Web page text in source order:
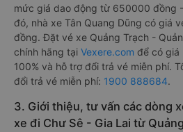
mức giá dao động từ 650000 đồng
đó, nhà xe Tân Quang Dũng có giá
đồng. Đặt vé xe Quảng Trạch -
chính hãng tại Vexere.com để có giá
100% và hỗ trợ đổi trả vé miễn phí.
đổi trả vé miễn phí: 1900 888684.
3. Giới thiệu, tư vấn các dòng
xe đi Chư Sê - Gia Lai từ